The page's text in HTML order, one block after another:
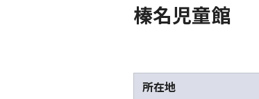
榛名児童館
所在地